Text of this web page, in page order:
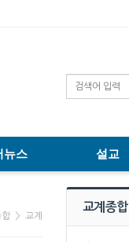
뉴스 설교
> 교계
교계종합